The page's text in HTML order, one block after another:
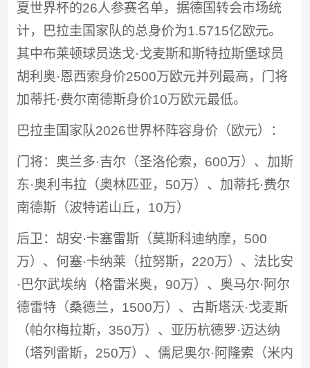
夏世界杯的26人参赛名单，据德国转会市场统
计，巴拉圭国家队的总身价为1.5715亿欧元。
其中布莱顿球员迭戈·戈麦斯和斯特拉斯堡球员
胡利奥·恩西索身价2500万欧元并列最高，门将
加蒂托·费尔南德斯身价10万欧元最低。
巴拉圭国家队2026世界杯阵容身价（欧元）：
门将：奥兰多·吉尔（圣洛伦索，600万​）、加斯
东·奥利韦拉​（奥林匹亚，50万）、加蒂托·费尔
南德斯（波特诺山丘，10万）
后卫：胡安·卡塞雷斯（莫斯科迪纳摩，500
万）、何塞·卡纳莱（拉努斯，220万）、法比安
·巴尔武埃纳（格雷米奥，90万）、奥马尔·阿尔
德雷特（桑德兰，1500万）、古斯塔沃·戈麦斯
（帕尔梅拉斯，350万）、亚历杭德罗·迈达纳
（塔列雷斯，250万）、儒尼奥尔·阿隆索（米内